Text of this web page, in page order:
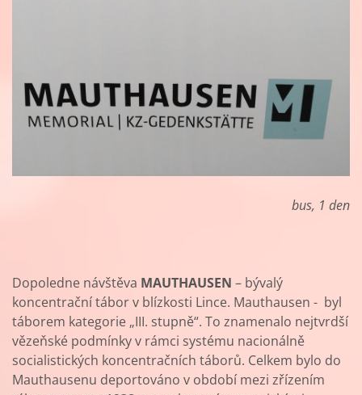
bus, 1 den
Dopoledne návštěva MAUTHAUSEN – bývalý
koncentrační tábor v blízkosti Lince. Mauthausen - byl
táborem kategorie „III. stupně“. To znamenalo nejtvrdší
vězeňské podmínky v rámci systému nacionálně
socialistických koncentračních táborů. Celkem bylo do
Mauthausenu deportováno v období mezi zřízením